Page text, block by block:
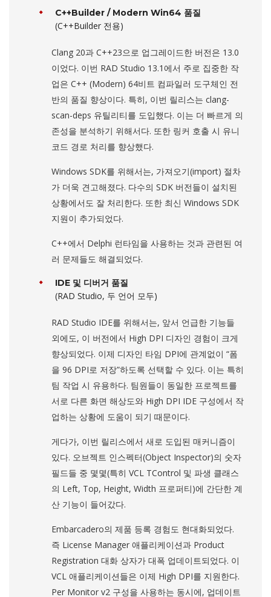
C++Builder / Modern Win64 품질
(C++Builder 전용)
Clang 20과 C++23으로 업그레이드한 버전은 13.0
이었다. 이번 RAD Studio 13.1에서 주로 집중한 작
업은 C++ (Modern) 64비트 컴파일러 도구체인 전
반의 품질 향상이다. 특히, 이번 릴리스는 clang-
scan-deps 유틸리티를 도입했다. 이는 더 빠르게 의
존성을 분석하기 위해서다. 또한 링커 호출 시 유니
코드 경로 처리를 향상했다.
Windows SDK를 위해서는, 가져오기(import) 절차
가 더욱 견고해졌다. 다수의 SDK 버전들이 설치된
상황에서도 잘 처리한다. 또한 최신 Windows SDK
지원이 추가되었다.
C++에서 Delphi 런타임을 사용하는 것과 관련된 여
러 문제들도 해결되었다.
IDE 및 디버거 품질
(RAD Studio, 두 언어 모두)
RAD Studio IDE를 위해서는, 앞서 언급한 기능들
외에도, 이 버전에서 High DPI 디자인 경험이 크게
향상되었다. 이제 디자인 타임 DPI에 관계없이 “폼
을 96 DPI로 저장”하도록 선택할 수 있다. 이는 특히
팀 작업 시 유용하다. 팀원들이 동일한 프로젝트를
서로 다른 화면 해상도와 High DPI IDE 구성에서 작
업하는 상황에 도움이 되기 때문이다.
게다가, 이번 릴리스에서 새로 도입된 매커니즘이
있다. 오브젝트 인스펙터(Object Inspector)의 숫자
필드들 중 몇몇(특히 VCL TControl 및 파생 클래스
의 Left, Top, Height, Width 프로퍼티)에 간단한 계
산 기능이 들어갔다.
Embarcadero의 제품 등록 경험도 현대화되었다.
즉 License Manager 애플리케이션과 Product
Registration 대화 상자가 대폭 업데이트되었다. 이
VCL 애플리케이션들은 이제 High DPI를 지원한다.
Per Monitor v2 구성을 사용하는 동시에, 업데이트